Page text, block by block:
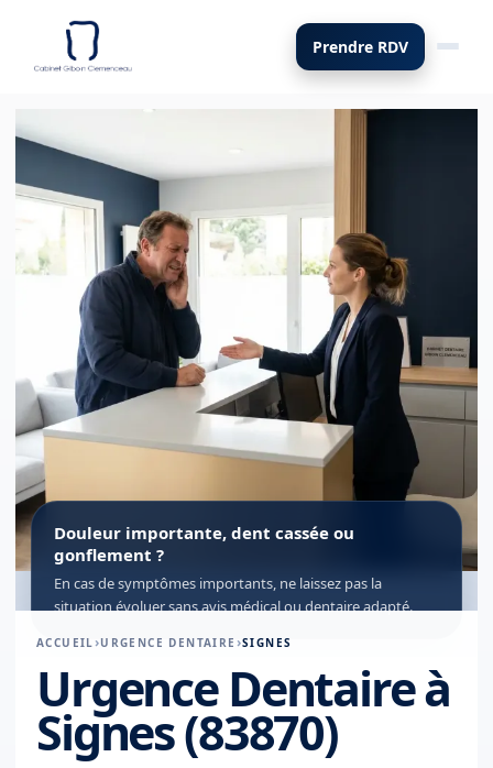
Prendre RDV
Douleur importante, dent cassée ou
gonflement ?
En cas de symptômes importants, ne laissez pas la
situation évoluer sans avis médical ou dentaire adapté.
ACCUEIL URGENCE DENTAIRE SIGNES
Urgence Dentaire à
Signes (83870)